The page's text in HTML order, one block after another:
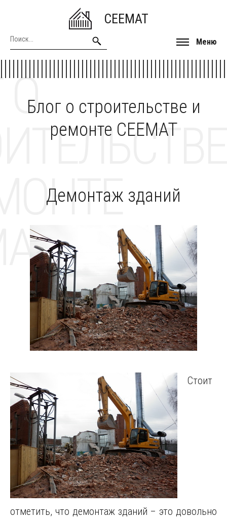
CEEMAT
Меню
Блог о строительстве и
ремонте CEEMAT
О
Демонтаж зданий
Стоит
отметить, что демонтаж зданий – это довольно